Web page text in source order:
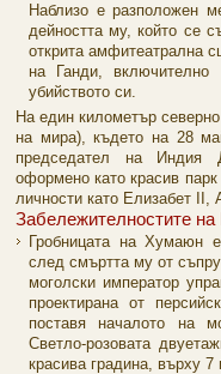
Наблизо е разположен
дейността му, който се
открита амфитеатрална
на Ганди,
убийството си.
На един километър
на мира), където на 28
председател на Индия
оформено като красив
личности като Елизабет
Забележителностите
Гробницата на Хумаюн
след смъртта му от
моголски император
проектирана от
поставя началото на
Светло-розовата
красива градина, върху